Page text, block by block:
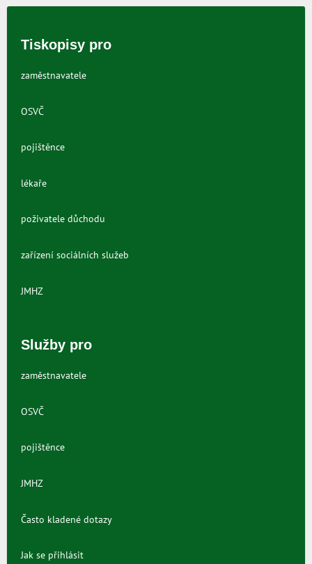
Tiskopisy pro
zaměstnavatele
OSVČ
pojištěnce
lékaře
poživatele důchodu
zařízení sociálních služeb
JMHZ
Služby pro
zaměstnavatele
OSVČ
pojištěnce
JMHZ
Často kladené dotazy
Jak se přihlásit